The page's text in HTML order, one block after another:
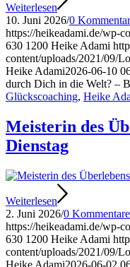
Weiterlesen
10. Juni 2026/0
https://heikeadami.de/wp-
630 1200 Heike Adami
content/uploads/2021/09/
Heike Adami2026-06-10
durch Dich in die Welt? –
Glückscoaching, Heike
Meisterin des
Dienstag
Weiterlesen
2. Juni 2026/0 Kommentare
https://heikeadami.de/wp-
630 1200 Heike Adami
content/uploads/2021/09/
Heike Adami2026-06-02